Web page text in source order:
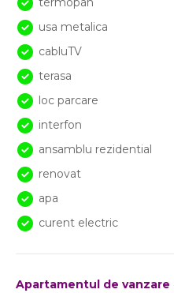
usa metalica
cabluTV
terasa
loc parcare
interfon
ansamblu rezidential
renovat
apa
curent electric
Apartamentul de vanzare